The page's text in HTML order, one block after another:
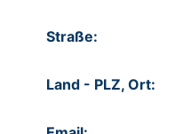
Straße:
Land - PLZ, Ort: